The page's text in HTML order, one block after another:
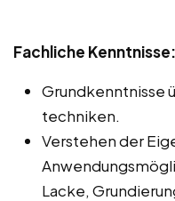
Fachliche Kenntnisse:
Grundkenntnisse
techniken.
Verstehen der
Lacke,